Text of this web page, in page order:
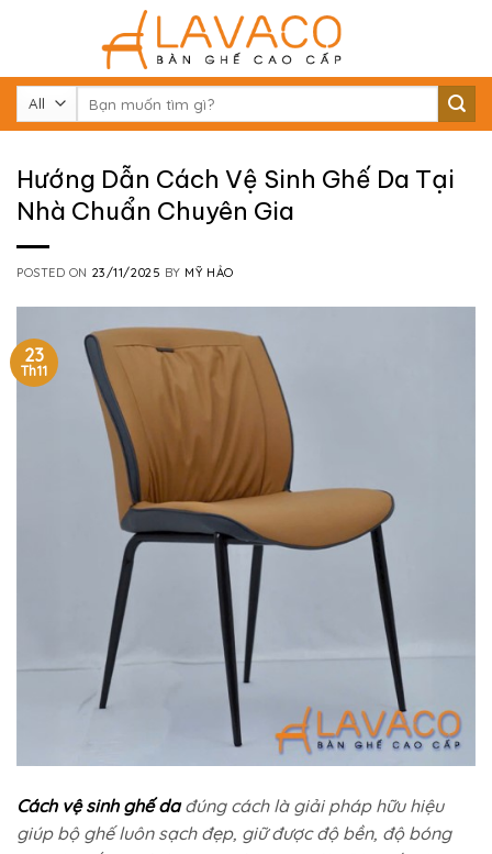
kiếm:
Hướng Dẫn Cách Vệ Sinh Ghế Da Tại
Nhà Chuẩn Chuyên Gia
POSTED ON 23/11/2025 BY MỸ HẢO
23
Th11
Cách vệ sinh ghế da đúng cách là giải pháp hữu hiệu
giúp bộ ghế luôn sạch đẹp, giữ được độ bền, độ bóng